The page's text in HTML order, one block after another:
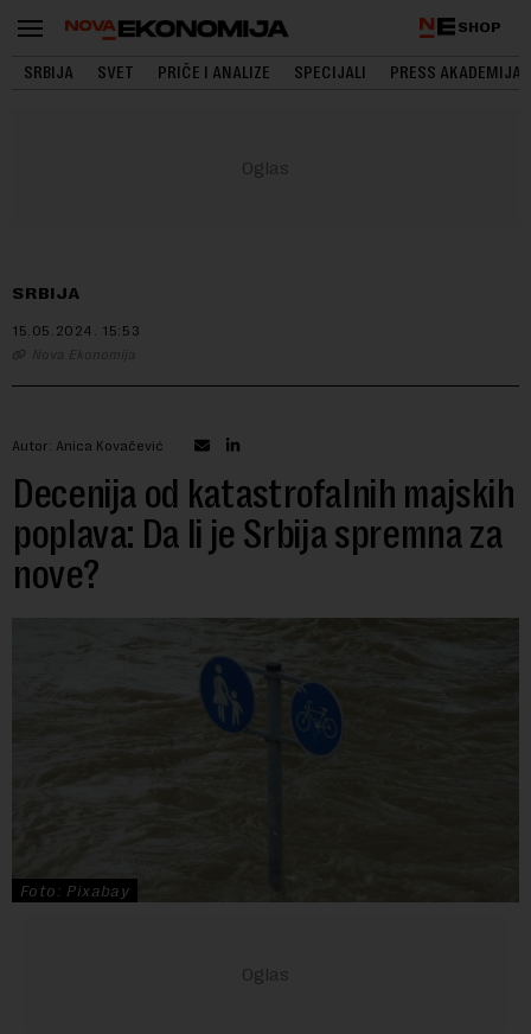
SHOP
SRBIJA SVET PRIČE I ANALIZE SPECIJALI PRESS AKADEMIJA
SRBIJA
15.05.2024. 15:53
Nova Ekonomija
Autor: Anica Kovačević
Decenija od katastrofalnih majskih
poplava: Da li je Srbija spremna za
nove?
Foto: Pixabay